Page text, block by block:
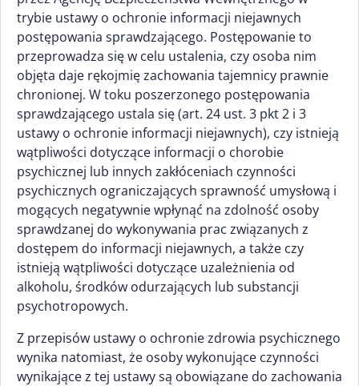
trybie ustawy o ochronie informacji niejawnych
postępowania sprawdzającego. Postępowanie to
przeprowadza się w celu ustalenia, czy osoba nim
objęta daje rękojmię zachowania tajemnicy prawnie
chronionej. W toku poszerzonego postępowania
sprawdzającego ustala się (art. 24 ust. 3 pkt 2 i 3
ustawy o ochronie informacji niejawnych), czy istnieją
wątpliwości dotyczące informacji o chorobie
psychicznej lub innych zakłóceniach czynności
psychicznych ograniczających sprawność umysłową i
mogących negatywnie wpłynąć na zdolność osoby
sprawdzanej do wykonywania prac związanych z
dostępem do informacji niejawnych, a także czy
istnieją wątpliwości dotyczące uzależnienia od
alkoholu, środków odurzających lub substancji
psychotropowych.
Z przepisów ustawy o ochronie zdrowia psychicznego
wynika natomiast, że osoby wykonujące czynności
wynikające z tej ustawy są obowiązane do zachowania